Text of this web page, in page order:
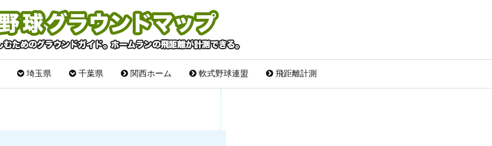
埼玉県 千葉県 関西ホーム 軟式野球連盟 飛距離計測